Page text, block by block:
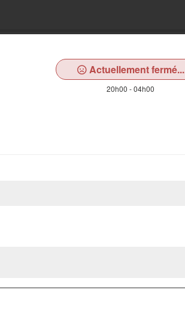
Actuellement fermé...
20h00 - 04h00